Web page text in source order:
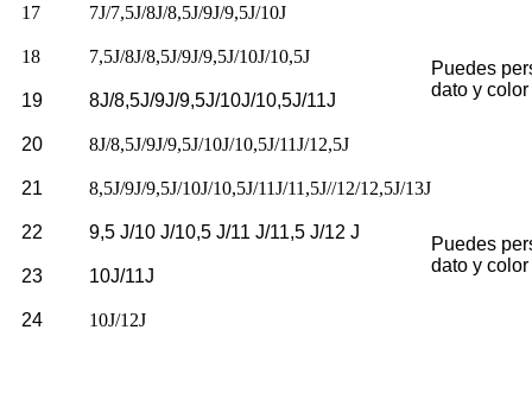
17 7J/7,5J/8J/8,5J/9J/9,5J/10J
Puedes
dato y
18 7,5J/8J/8,5J/9J/9,5J/10J/10,5J
19 8J/8,5J/9J/9,5J/10J/10,5J/11J
20 8J/8,5J/9J/9,5J/10J/10,5J/11J/12,5J
21 8,5J/9J/9,5J/10J/10,5J/11J/11,5J//12/12,5J/13J
Puedes
dato y
22 9,5 J/10 J/10,5 J/11 J/11,5 J/12 J
23 10J/11J
24 10J/12J